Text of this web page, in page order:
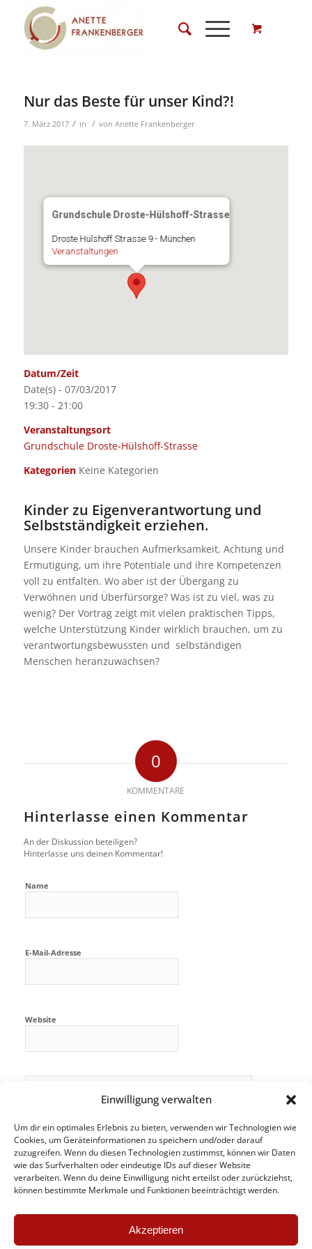
Einwilligung verwalten
Um dir ein optimales Erlebnis zu bieten, verwenden wir Technologien wie
Cookies, um Geräteinformationen zu speichern und/oder darauf
zuzugreifen. Wenn du diesen Technologien zustimmst, können wir Daten
wie das Surfverhalten oder eindeutige IDs auf dieser Website
verarbeiten. Wenn du deine Einwilligung nicht erteilst oder zurückziehst,
können bestimmte Merkmale und Funktionen beeinträchtigt werden.
Akzeptieren
Nur das Beste für unser Kind?!
7. März 2017 / in / von Anette Frankenberger
Grundschule Droste-Hülshoff-Strasse
Droste Hülshoff Strasse 9 - München
Veranstaltungen
Datum/Zeit
Date(s) - 07/03/2017
19:30 - 21:00
Veranstaltungsort
Grundschule Droste-Hülshoff-Strasse
KategorienKeine Kategorien
Kinder zu Eigenverantwortung und
Selbstständigkeit erziehen.
Unsere Kinder brauchen Aufmerksamkeit, Achtung und
Ermutigung, um ihre Potentiale und ihre Kompetenzen
voll zu entfalten. Wo aber ist der Übergang zu
Verwöhnen und Überfürsorge? Was ist zu viel, was zu
wenig? Der Vortrag zeigt mit vielen praktischen Tipps,
welche Unterstützung Kinder wirklich brauchen, um zu
verantwortungsbewussten und selbständigen
Menschen heranzuwachsen?
0
KOMMENTARE
Hinterlasse einen Kommentar
An der Diskussion beteiligen?
Hinterlasse uns deinen Kommentar!
Name
E-Mail-Adresse
Website